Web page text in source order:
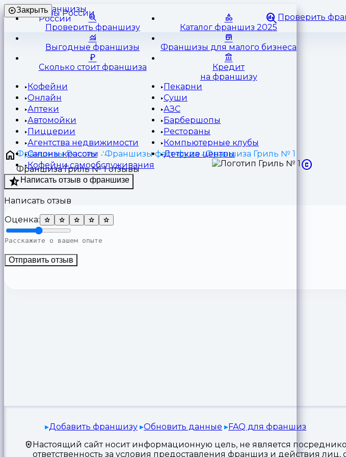
Франшизы
России
Проверить
Закрыть
Проверить франшизу Каталог франшиз 2025
Выгодные франшизы Франшизы для малого бизнеса
Сколько стоит франшиза
Кредит
на франшизу
Кофейни
Пекарни
Онлайн
Суши
Аптеки
АЗС
Автомойки
Барбершопы
Пиццерии
Рестораны
Агентства недвижимости
Компьютерные клубы
Салоны красоты
Детские центры
Кофейни самообслуживания
Франшизы России Франшизы фаст-фуда
Франшиза Гриль № 1
Франшиза Гриль № 1 отзывы
Написать отзыв о франшизе
Написать отзыв
Оценка:
Отправить отзыв
Добавить франшизу Обновить данные
FAQ для франшиз
Настоящий сайт носит информационную цель, не является
ответственность за условия предоставления франшиз и действия